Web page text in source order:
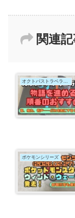
関連
オクトパストラベラー0
ポケモンシリーズ